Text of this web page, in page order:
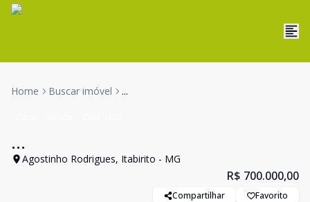
Home Buscar imóvel ...
...
Agostinho Rodrigues, Itabirito - MG
R$ 700.000,00
Compartilhar Favorito